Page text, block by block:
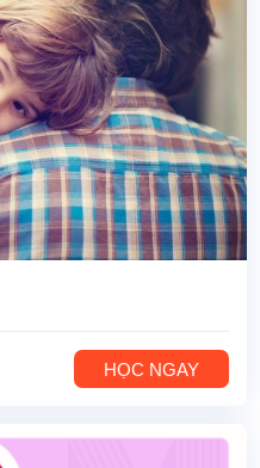
HỌC NGAY